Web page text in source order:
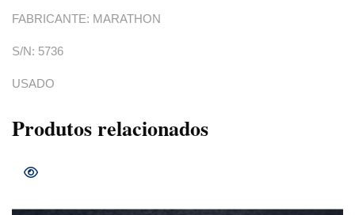
FABRICANTE: MARATHON
S/N: 5736
USADO
Produtos relacionados